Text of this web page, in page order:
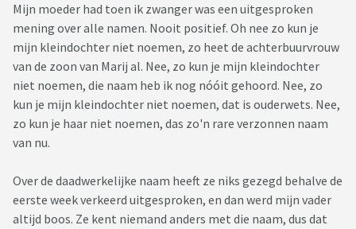
Mijn moeder had toen ik zwanger was een uitgesproken
mening over alle namen. Nooit positief. Oh nee zo kun je
mijn kleindochter niet noemen, zo heet de achterbuurvrouw
van de zoon van Marij al. Nee, zo kun je mijn kleindochter
niet noemen, die naam heb ik nog nóóit gehoord. Nee, zo
kun je mijn kleindochter niet noemen, dat is ouderwets. Nee,
zo kun je haar niet noemen, das zo'n rare verzonnen naam
van nu.
Over de daadwerkelijke naam heeft ze niks gezegd behalve de
eerste week verkeerd uitgesproken, en dan werd mijn vader
altijd boos. Ze kent niemand anders met die naam, dus dat